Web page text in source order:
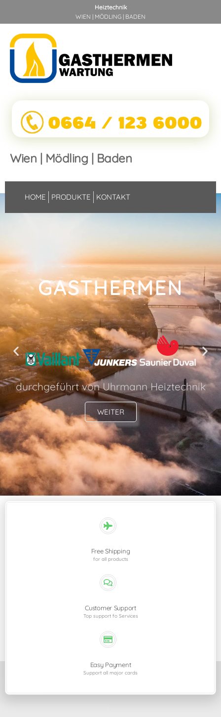
Heiztechnik
WIEN | MÖDLING | BADEN
Wien | Mödling | Baden
HOME PRODUKTE KONTAKT
GASTHERMEN
durchgeführt von Uhrmann Heiztechnik
WEITER
Free Shipping
for all products
Customer Support
Top support fo Services
Easy Payment
Support all major cards